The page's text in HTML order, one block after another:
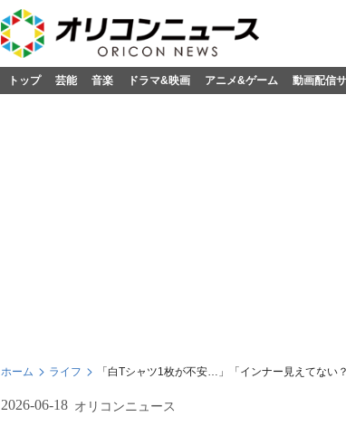
トップ 芸能 音楽 ドラマ&映画 アニメ&ゲーム 動画配信
ホーム ライフ 「白Tシャツ1枚が不安…」「インナー見えてない
2026-06-18 オリコンニュース